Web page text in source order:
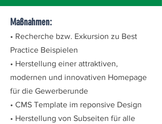
Maßnahmen:
• Recherche bzw. Exkursion zu Best
Practice Beispielen
• Herstellung einer attraktiven,
modernen und innovativen Homepage
für die Gewerberunde
• CMS Template im reponsive Design
• Herstellung von Subseiten für alle